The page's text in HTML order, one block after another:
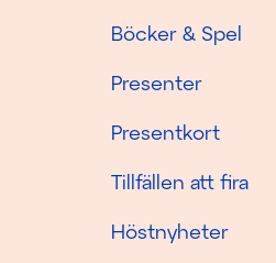
Böcker & Spel
Presenter
Presentkort
Tillfällen att fira
Höstnyheter